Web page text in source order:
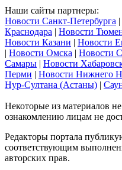
Наши сайты партнеры:
Новости Санкт-Петербурга |
Краснодара | Новости
Новости Казани | Новости
| Новости Омска | Новости
Самары | Новости
Перми | Новости Нижнего
Нур-Султана (Астаны) |
Некоторые из материалов
ознакомлению лицам не
Редакторы портала
соответствующим
авторских прав.